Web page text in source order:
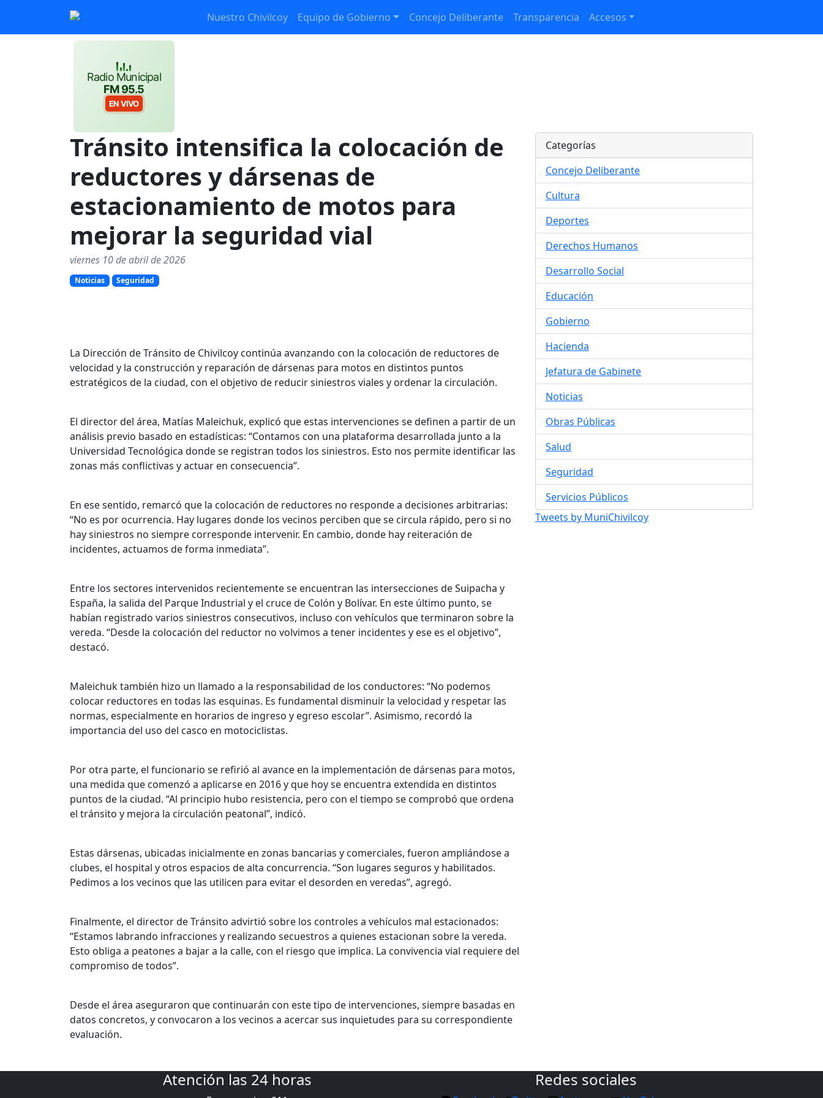
Nuestro Chivilcoy Equipo de Gobierno Concejo Deliberante Transparencia Accesos
Radio Municipal
FM 95.5
EN VIVO
Tránsito intensifica la colocación de
reductores y dársenas de
estacionamiento de motos para
mejorar la seguridad vial
viernes 10 de abril de 2026
Noticias Seguridad
La Dirección de Tránsito de Chivilcoy continúa avanzando con la colocación de reductores de
velocidad y la construcción y reparación de dársenas para motos en distintos puntos
estratégicos de la ciudad, con el objetivo de reducir siniestros viales y ordenar la circulación.
El director del área, Matías Maleichuk, explicó que estas intervenciones se definen a partir de un
análisis previo basado en estadísticas: “Contamos con una plataforma desarrollada junto a la
Universidad Tecnológica donde se registran todos los siniestros. Esto nos permite identificar las
zonas más conflictivas y actuar en consecuencia”.
En ese sentido, remarcó que la colocación de reductores no responde a decisiones arbitrarias:
“No es por ocurrencia. Hay lugares donde los vecinos perciben que se circula rápido, pero si no
hay siniestros no siempre corresponde intervenir. En cambio, donde hay reiteración de
incidentes, actuamos de forma inmediata”.
Entre los sectores intervenidos recientemente se encuentran las intersecciones de Suipacha y
España, la salida del Parque Industrial y el cruce de Colón y Bolívar. En este último punto, se
habían registrado varios siniestros consecutivos, incluso con vehículos que terminaron sobre la
vereda. “Desde la colocación del reductor no volvimos a tener incidentes y ese es el objetivo”,
destacó.
Maleichuk también hizo un llamado a la responsabilidad de los conductores: “No podemos
colocar reductores en todas las esquinas. Es fundamental disminuir la velocidad y respetar las
normas, especialmente en horarios de ingreso y egreso escolar”. Asimismo, recordó la
importancia del uso del casco en motociclistas.
Por otra parte, el funcionario se refirió al avance en la implementación de dársenas para motos,
una medida que comenzó a aplicarse en 2016 y que hoy se encuentra extendida en distintos
puntos de la ciudad. “Al principio hubo resistencia, pero con el tiempo se comprobó que ordena
el tránsito y mejora la circulación peatonal”, indicó.
Estas dársenas, ubicadas inicialmente en zonas bancarias y comerciales, fueron ampliándose a
clubes, el hospital y otros espacios de alta concurrencia. “Son lugares seguros y habilitados.
Pedimos a los vecinos que las utilicen para evitar el desorden en veredas”, agregó.
Finalmente, el director de Tránsito advirtió sobre los controles a vehículos mal estacionados:
“Estamos labrando infracciones y realizando secuestros a quienes estacionan sobre la vereda.
Esto obliga a peatones a bajar a la calle, con el riesgo que implica. La convivencia vial requiere del
compromiso de todos”.
Desde el área aseguraron que continuarán con este tipo de intervenciones, siempre basadas en
datos concretos, y convocaron a los vecinos a acercar sus inquietudes para su correspondiente
evaluación.
Categorías
Concejo Deliberante
Cultura
Deportes
Derechos Humanos
Desarrollo Social
Educación
Gobierno
Hacienda
Jefatura de Gabinete
Noticias
Obras Públicas
Salud
Seguridad
Servicios Públicos
Tweets by MuniChivilcoy
Atención las 24 horas Redes sociales